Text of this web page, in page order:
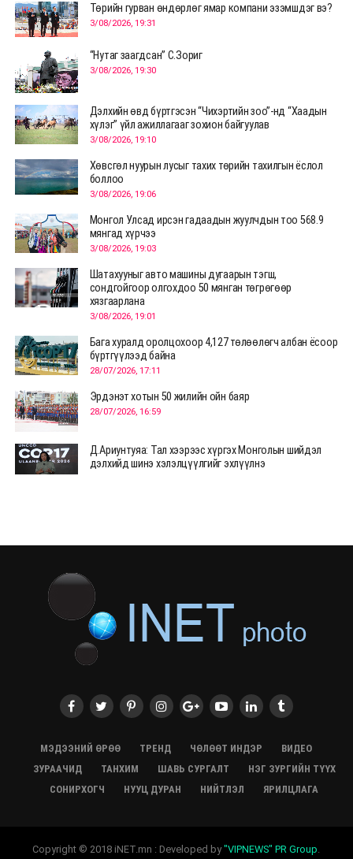
Төрийн гурван өндөрлөг ямар компани эзэмшдэг вэ?
3/08/2026, 19:31
“Нутаг заагдсан” С.Зориг
3/08/2026, 19:30
Дэлхийн өвд бүртгэсэн “Чихэртийн зоо”-нд “Хаадын
хүлэг” үйл ажиллагааг зохион байгуулав
3/08/2026, 19:10
Хөвсгөл нуурын лусыг тахих төрийн тахилгын ёслол
боллоо
3/08/2026, 19:06
Монгол Улсад ирсэн гадаадын жуулчдын тоо 568.9
мянгад хүрчээ
3/08/2026, 19:03
Шатахууныг авто машины дугаарын тэгш,
сондгойгоор олгохдоо 50 мянган төгрөгөөр
хязгаарлана
3/08/2026, 19:01
Бага хуралд оролцохоор 4,127 төлөөлөгч албан ёсоор
бүртгүүлээд байна
28/07/2026, 17:11
Эрдэнэт хотын 50 жилийн ойн баяр
28/07/2026, 16:59
Д.Ариунтуяа: Тал хээрээс хүргэх Монголын шийдэл
дэлхийд шинэ хэлэлцүүлгийг эхлүүлнэ
28/07/2026, 12:04
ХӨВСГӨЛ Нутгийн зөвлөлөөс МУАЖ Д.Цэрэндарьзавт
2 өрөө байр олгоно
20/07/2026, 19:22
20/07/2026, 19:21
хийхээр хүрэлцэн ирлээ
Испанийн шигшээ баг ДАШТ-д хоёр дахь удаагаа
үзэсгэлэн нээгдлээ
МЭДЭЭНИЙ ӨРӨӨ ТРЕНД ЧӨЛӨӨТ ИНДЭР
ВИДЕО
ЗУРААЧИД
ТАНХИМ ШАВЬ СУРГАЛТ
НЭГ ЗУРГИЙН ТҮҮХ
СОНИРХОГЧ
НУУЦ ДУРАН НИЙТЛЭЛ ЯРИЛЦЛАГА
Copyright © 2018 iNET.mn : Developed by"VIPNEWS" PR Group